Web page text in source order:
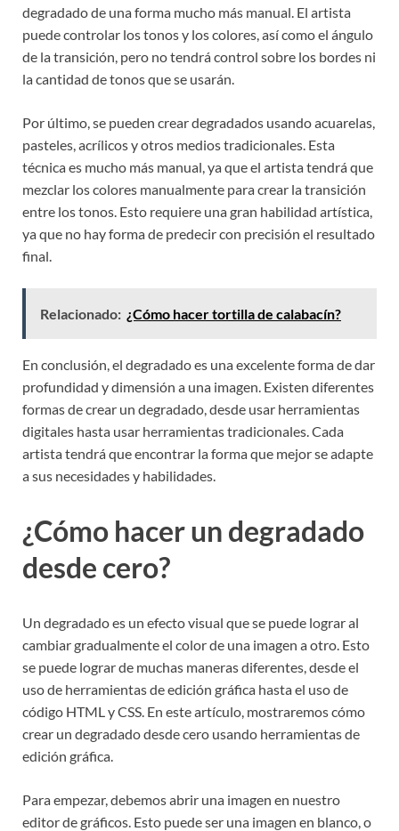
degradado de una forma mucho más manual. El artista
puede controlar los tonos y los colores, así como el ángulo
de la transición, pero no tendrá control sobre los bordes ni
la cantidad de tonos que se usarán.
Por último, se pueden crear degradados usando acuarelas,
pasteles, acrílicos y otros medios tradicionales. Esta
técnica es mucho más manual, ya que el artista tendrá que
mezclar los colores manualmente para crear la transición
entre los tonos. Esto requiere una gran habilidad artística,
ya que no hay forma de predecir con precisión el resultado
final.
Relacionado: ¿Cómo hacer tortilla de calabacín?
En conclusión, el degradado es una excelente forma de dar
profundidad y dimensión a una imagen. Existen diferentes
formas de crear un degradado, desde usar herramientas
digitales hasta usar herramientas tradicionales. Cada
artista tendrá que encontrar la forma que mejor se adapte
a sus necesidades y habilidades.
¿Cómo hacer un degradado
desde cero?
Un degradado es un efecto visual que se puede lograr al
cambiar gradualmente el color de una imagen a otro. Esto
se puede lograr de muchas maneras diferentes, desde el
uso de herramientas de edición gráfica hasta el uso de
código HTML y CSS. En este artículo, mostraremos cómo
crear un degradado desde cero usando herramientas de
edición gráfica.
Para empezar, debemos abrir una imagen en nuestro
editor de gráficos. Esto puede ser una imagen en blanco, o